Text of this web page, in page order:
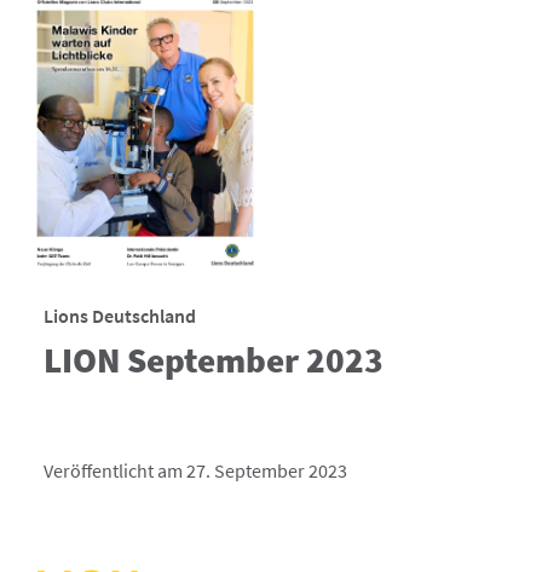
Lions Deutschland
LION September 2023
Veröffentlicht am 27. September 2023